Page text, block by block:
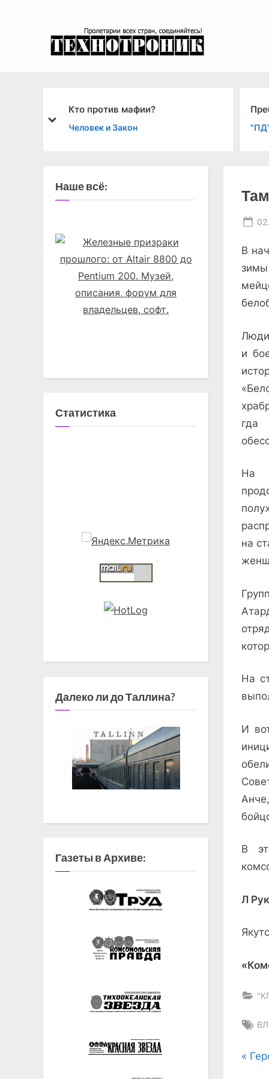
против мафии? Пребывание
"ПД": Четвёртая
prev
next
В
Люди
и
гда
На
на
На
И
В
Л
P
Наше всё:
Статистика
Далеко ли до Таллина?
Газеты в Архиве: